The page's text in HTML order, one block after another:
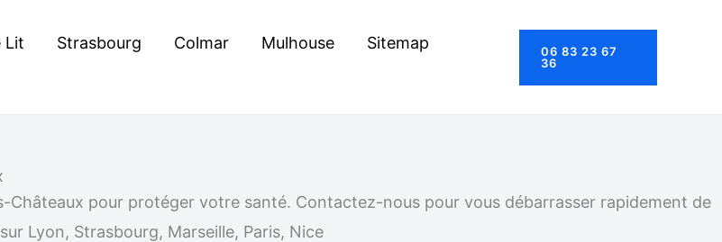
Lit Strasbourg Colmar Mulhouse
Sitemap
06 83 23 67
36
pour protéger votre santé. Contactez-nous pour vous débarrasser rapidement de
Lyon, Strasbourg, Marseille, Paris, Nice